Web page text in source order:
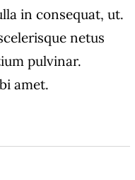
in consequat, ut.
netus
pulvinar.
amet.